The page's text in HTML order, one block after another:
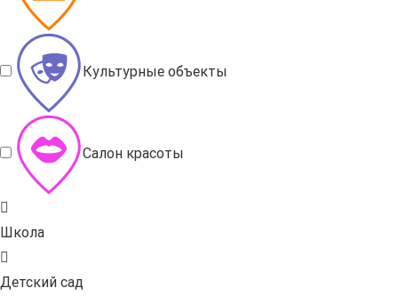
Культурные объекты
Салон красоты
Школа
Детский сад